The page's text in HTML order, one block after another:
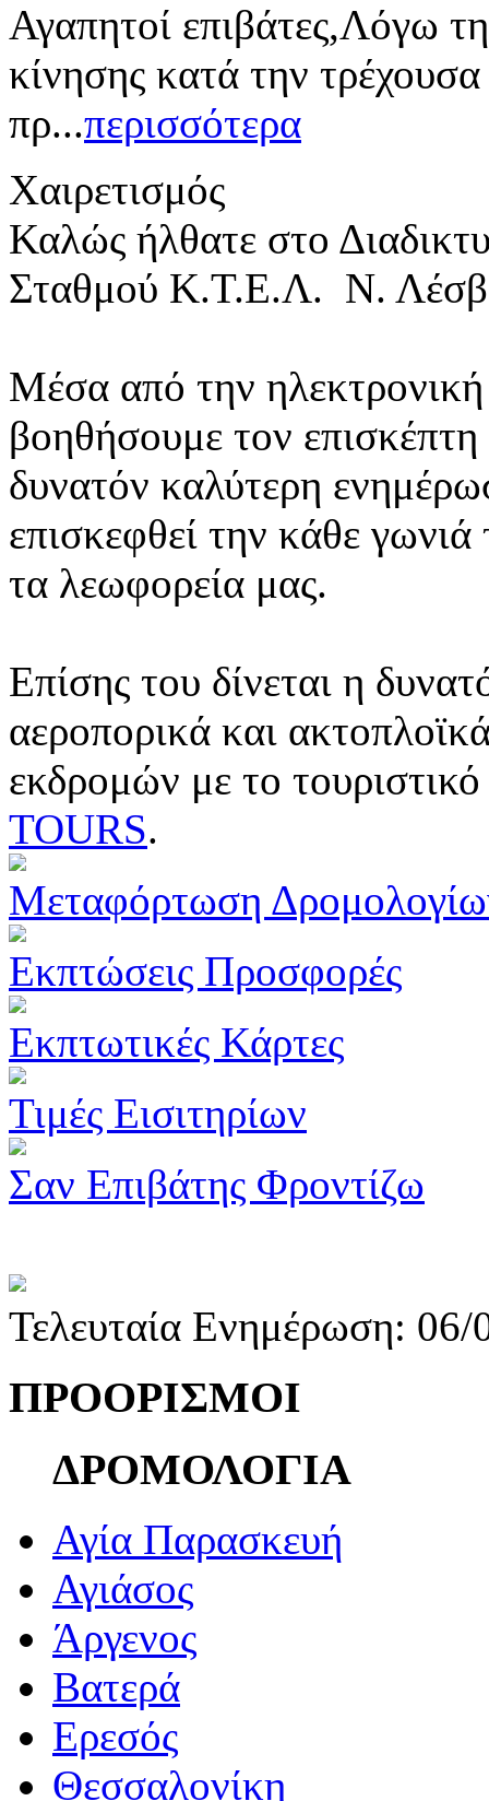
Αγαπητοί επιβάτες,Λόγω
κίνησης κατά την
πρ...περισσότερα
Χαιρετισμός
Καλώς ήλθατε στο
Σταθμού Κ.Τ.Ε.Λ. Ν.
Μέσα από την ηλεκτρονική
βοηθήσουμε τον
δυνατόν καλύτερη
επισκεφθεί την κάθε
τα λεωφορεία μας.
Επίσης του δίνεται η
αεροπορικά και
εκδρομών με το
TOURS.
Μεταφόρτωση
Εκπτώσεις Προσφορές
Εκπτωτικές Κάρτες
Τιμές Εισιτηρίων
Σαν Επιβάτης Φροντίζω
Τελευταία Ενημέρωση:
ΠΡΟΟΡΙΣΜΟΙ
ΔΡΟΜΟΛΟΓΙΑ
Αγία Παρασκευή
Αγιάσος
Άργενος
Βατερά
Ερεσός
Θεσσαλονίκη